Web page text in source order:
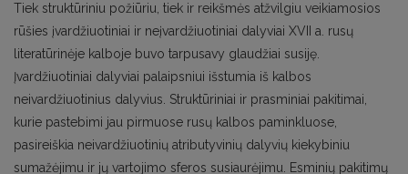
Tiek struktūriniu požiūriu, tiek ir reikšmės atžvilgiu veikiamosios
rūšies įvardžiuotiniai ir neįvardžiuotiniai dalyviai XVII a. rusų
literatūrinėje kalboje buvo tarpusavy glaudžiai susiję.
Įvardžiuotiniai dalyviai palaipsniui išstumia iš kalbos
neivardžiuotinius dalyvius. Struktūriniai ir prasminiai pakitimai,
kurie pastebimi jau pirmuose rusų kalbos paminkluose,
pasireiškia neivardžiuotinių atributyvinių dalyvių kiekybiniu
sumažėjimu ir jų vartojimo sferos susiaurėjimu. Esminių pakitimų